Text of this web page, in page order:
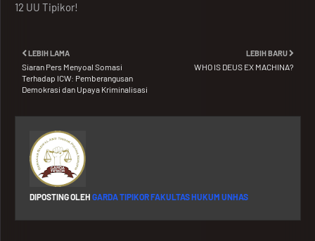
12 UU Tipikor!
LEBIH BARU
WHO IS DEUS EX MACHINA?
LEBIH LAMA
Siaran Pers Menyoal Somasi
Terhadap ICW: Pemberangusan
Demokrasi dan Upaya Kriminalisasi
DIPOSTING OLEH GARDA TIPIKOR FAKULTAS HUKUM UNHAS